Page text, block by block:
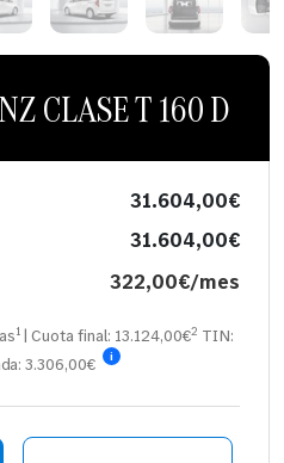
CLASE T 160 D
31.604,00€
31.604,00€
322,00€/mes
1 | Cuota final: 13.124,00€2 TIN:
3.306,00€ i